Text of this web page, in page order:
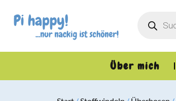
Über mich